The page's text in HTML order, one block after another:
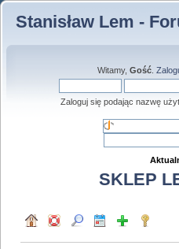
Stanisław Lem -
Witamy, Gość.
Zaloguj się podając nazwę
SKLEP